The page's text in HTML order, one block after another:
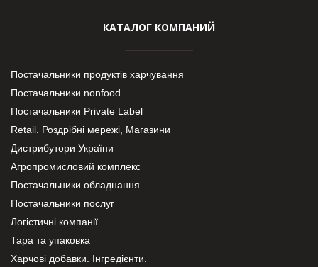
КАТАЛОГ КОМПАНИЙ
Постачальники продуктів харчування
Постачальники nonfood
Постачальники Private Label
Retail. Роздрібні мережі, Магазини
Дистрибутори України
Агропромисловий комплекс
Постачальники обладнання
Постачальники послуг
Логістичні компанії
Тара та упаковка
Харчові добавки. Інгредієнти.